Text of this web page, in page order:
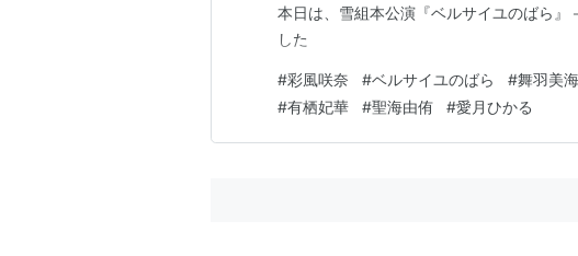
本日は、雪組本公演『ベルサイユのばら
した
#彩風咲奈 #ベルサイユのばら #舞羽美海
#有栖妃華 #聖海由侑 #愛月ひかる